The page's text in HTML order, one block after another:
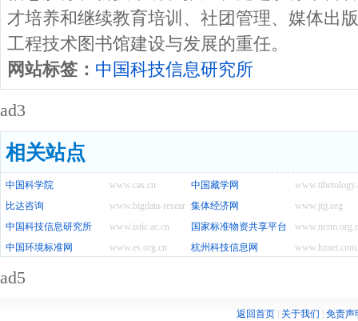
才培养和继续教育培训、社团管理、媒体出
工程技术图书馆建设与发展的重任。
网站标签： 中国科技信息研究所
ad3
相关站点
www.cas.cn
中国科学院
中国藏学网
www.bigdata-research.cn
比达咨询 www.jtjj.org
集体经济网
www.istic.ac.cn
中国科技信息研究所
国家标准物资共享平台
www.es.org.cn
中国环境标准网 杭州科技信息网
ad5
返回首页| 关于我们
免责声